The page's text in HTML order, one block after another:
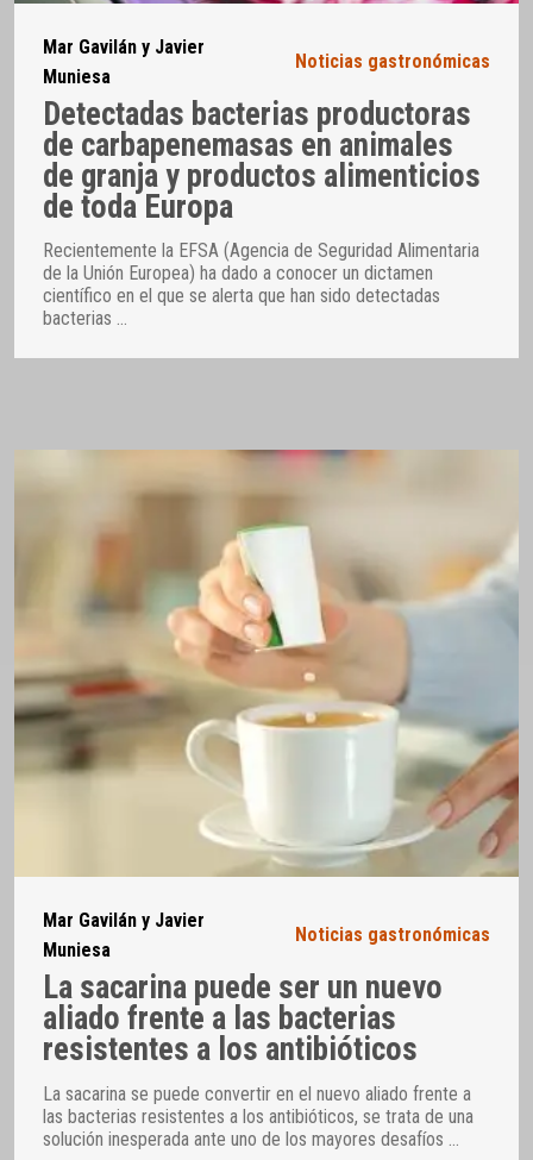
Mar Gavilán y Javier
Muniesa
Noticias gastronómicas
Detectadas bacterias productoras
de carbapenemasas en animales
de granja y productos alimenticios
de toda Europa
Recientemente la EFSA (Agencia de Seguridad Alimentaria
de la Unión Europea) ha dado a conocer un dictamen
científico en el que se alerta que han sido detectadas
bacterias …
Mar Gavilán y Javier
Muniesa
Noticias gastronómicas
La sacarina puede ser un nuevo
aliado frente a las bacterias
resistentes a los antibióticos
La sacarina se puede convertir en el nuevo aliado frente a
las bacterias resistentes a los antibióticos, se trata de una
solución inesperada ante uno de los mayores desafíos